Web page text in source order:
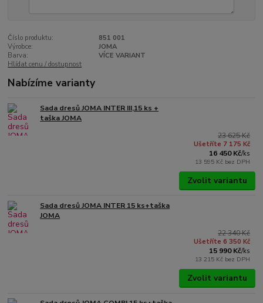
Číslo produktu:
851 001
Výrobce:
JOMA
Barva:
VÍCE VARIANT
Hlídat cenu / dostupnost
Nabízíme varianty
Sada dresů JOMA INTER III,15 ks +
taška JOMA
23 625 Kč
Ušetříte 7 175 Kč
16 450 Kč/ks
13 595 Kč bez DPH
Zvolit variantu
Sada dresů JOMA INTER 15 ks+taška
JOMA
22 340 Kč
Ušetříte 6 350 Kč
15 990 Kč/ks
13 215 Kč bez DPH
Zvolit variantu